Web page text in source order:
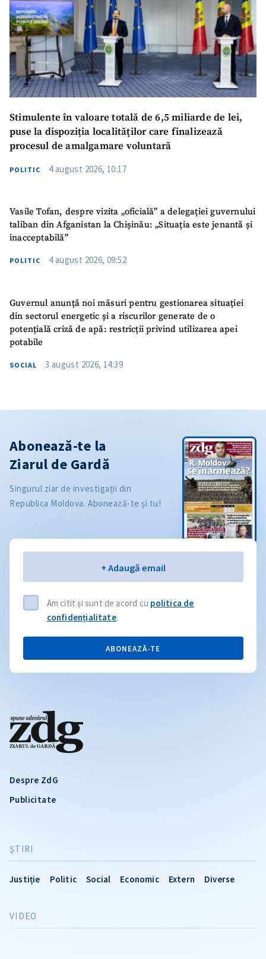
Stimulente în valoare totală de 6,5 miliarde de lei,
puse la dispoziția localităților care finalizează
procesul de amalgamare voluntară
POLITIC 4 august 2026, 10:17
Vasile Tofan, despre vizita „oficială” a delegației guvernului
taliban din Afganistan la Chișinău: „Situația este jenantă și
inacceptabilă”
POLITIC 4 august 2026, 09:52
Guvernul anunță noi măsuri pentru gestionarea situației
din sectorul energetic și a riscurilor generate de o
potențială criză de apă: restricții privind utilizarea apei
potabile
SOCIAL 3 august 2026, 14:39
Despre ZdG
Publicitate
ŞTIRI
Justiție Politic Social Economic Extern Diverse
VIDEO
Abonează-te la
Ziarul de Gardă
Singurul ziar de investigații din
Republica Moldova. Abonează-te și tu!
+ Adaugă email
Am citit și sunt de acord cu politica de
confidențialitate.
ABONEAZĂ-TE